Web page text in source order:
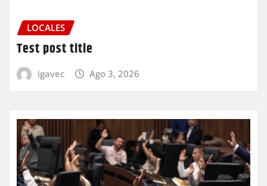
LOCALES
Test post title
igavec Ago 3, 2026